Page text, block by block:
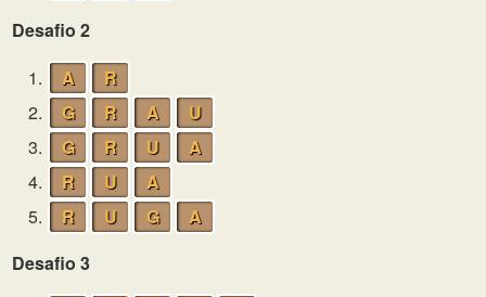
Desafio 2
1.
A
R
2.
G R A
U
3.
G R U
A
4.
R U
A
5.
R U G
A
Desafio 3